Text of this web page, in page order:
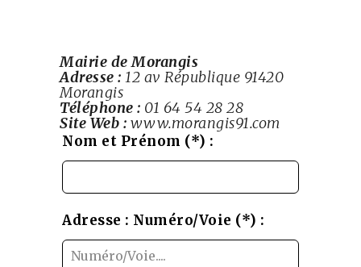
Mairie de Morangis
Adresse : 12 av République 91420
Morangis
Téléphone : 01 64 54 28 28
Site Web : www.morangis91.com
Leave
field
Nom et Prénom (*) :
Adresse : Numéro/Voie (*) :